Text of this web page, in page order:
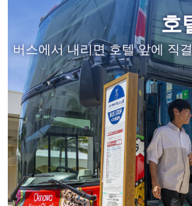
호
버스에서 내리면 호텔 앞에 직